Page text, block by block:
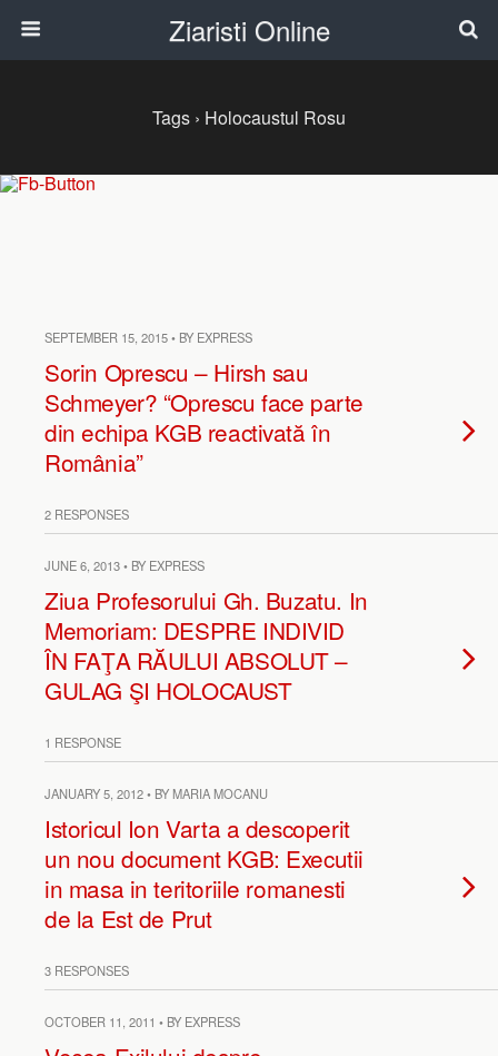
Ziaristi Online
Tags › Holocaustul Rosu
SEPTEMBER 15, 2015 • BY EXPRESS
Sorin Oprescu – Hirsh sau
Schmeyer? “Oprescu face parte
din echipa KGB reactivată în
România”
2 RESPONSES
JUNE 6, 2013 • BY EXPRESS
Ziua Profesorului Gh. Buzatu. In
Memoriam: DESPRE INDIVID
ÎN FAŢA RĂULUI ABSOLUT –
GULAG ŞI HOLOCAUST
1 RESPONSE
JANUARY 5, 2012 • BY MARIA MOCANU
Istoricul Ion Varta a descoperit
un nou document KGB: Executii
in masa in teritoriile romanesti
de la Est de Prut
3 RESPONSES
OCTOBER 11, 2011 • BY EXPRESS